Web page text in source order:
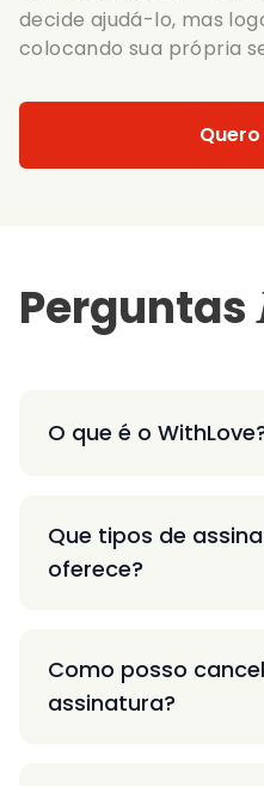
decide ajudá-lo, mas
colocando sua própria
Perguntas
O que é o
Que tipos de
oferece?
Como posso
assinatura?